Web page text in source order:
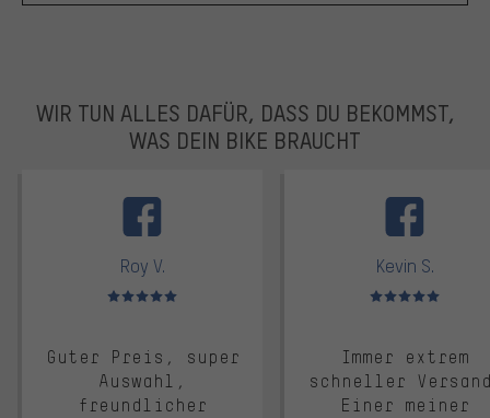
WIR TUN ALLES DAFÜR, DASS DU BEKOMMST,
WAS DEIN BIKE BRAUCHT
Roy V.
Bewertungen: 5 von 5
Guter Preis, super
Auswahl,
freundlicher
Kevin S.
Bewertungen: 5 von 5
Immer extrem
schneller
Einer meiner